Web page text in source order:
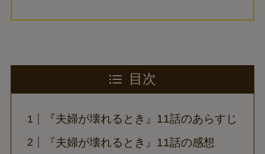
目次
『夫婦が壊れるとき』11話のあらすじ
『夫婦が壊れるとき』11話の感想